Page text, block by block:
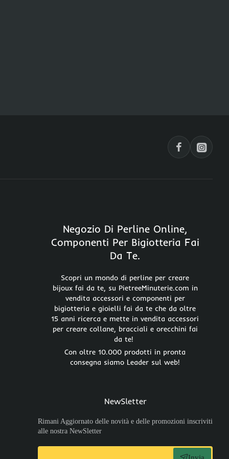
Negozio Di Perline Online,
Componenti Per Bigiotteria Fai
Da Te.
Scopri un mondo di perline per creare
bijoux fai da te, su PietreeMinuterie.com in
vendita accessori e componenti per
bigiotteria e gioielli fai da te che da oltre
15 anni ricerca e mette in vendita accessori
per creare collane, bracciali e orecchini fai
da te!
Con oltre 10.000 prodotti in pronta
consegna siamo Leader sul web!
NewSletter
Rimani Aggiornato delle novità e delle promozioni inscriviti
alle nostra NewSletter
Invia